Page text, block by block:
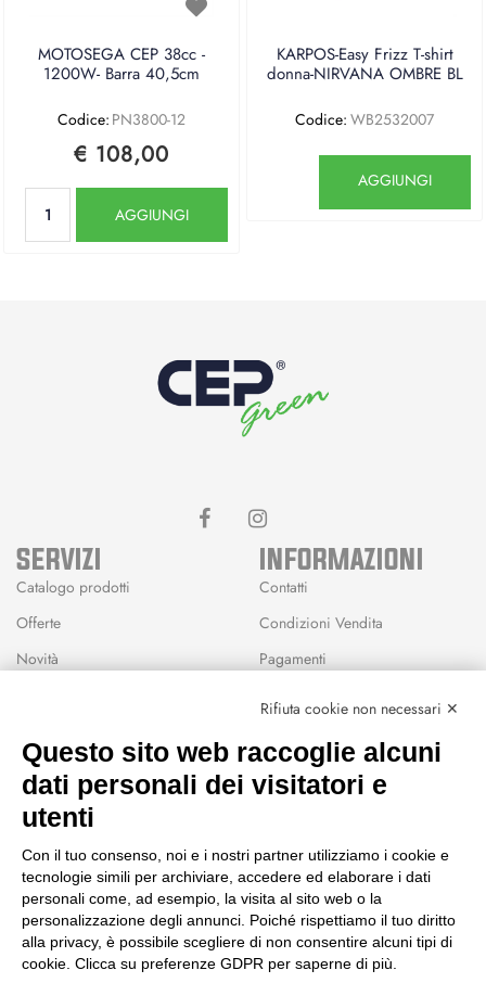
MOTOSEGA CEP 38cc -
1200W- Barra 40,5cm
Codice: PN3800-12
€ 108,00
AGGIUNGI
KARPOS-Easy Frizz T-shirt
donna-NIRVANA OMBRE BL
Codice: WB2532007
AGGIUNGI
SERVIZI
Catalogo prodotti
Offerte
Novità
Wishlist
INFORMAZIONI
Contatti
Condizioni Vendita
Pagamenti
CEP GREEN
Fanano (MO)
059 8676485
349 9202419
388 8659473
info@cepgreen.com
Rifiuta cookie non necessari ✕
Questo sito web raccoglie alcuni
dati personali dei visitatori e
utenti
Con il tuo consenso, noi e i nostri partner utilizziamo i cookie e
tecnologie simili per archiviare, accedere ed elaborare i dati
personali come, ad esempio, la visita al sito web o la
personalizzazione degli annunci. Poiché rispettiamo il tuo diritto
alla privacy, è possibile scegliere di non consentire alcuni tipi di
cookie. Clicca su preferenze GDPR per saperne di più.